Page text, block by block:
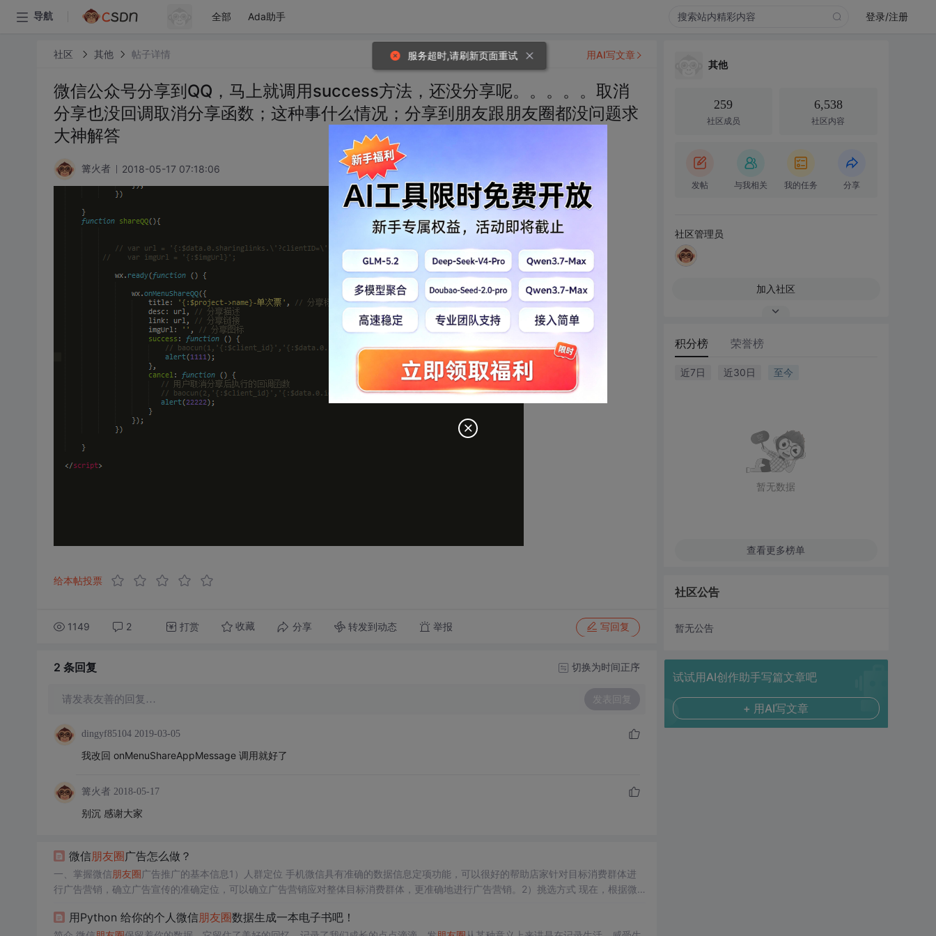
导航 全部 Ada助手 登录/注册
社区 其他 帖子详情
微信公众号分享到QQ，马上就调用success方法，还没分享呢。。。。。取消
分享也没回调取消分享函数；这种事什么情况；分享到朋友跟朋友圈都没问题求
大神解答
篝火者 2018-05-17 07:18:06
给本帖投票
1149 2 打赏 收藏 分享 转发到动态 举报 写回复
用AI写文章
2 条回复 切换为时间正序
请发表友善的回复… 发表回复
dingyf85104 2019-03-05
我改回 onMenuShareAppMessage 调用就好了
篝火者 2018-05-17
别沉 感谢大家
微信朋友圈广告怎么做？
一、掌握微信朋友圈广告推广的基本信息1）人群定位 手机微信具有准确的数据信息定项功能，可以很好的帮助店家针对目标消费群体进
行广告营销，确立广告宣传的准确定位，可以确立广告营销应对整体目标消费群体，更准确地进行广告营销。2）挑选方式 现在，根据微
推广系统将根据不同类型的广告商营销推广目的，强烈推荐合适的营销推广设置。二、微信发
用Python 给你的个人微信朋友圈数据生成一本电子书吧！
其他
259
社区成员
6,538
社区内容
发帖 与我相关 我的任务 分享
社区管理员
加入社区
积分榜 荣誉榜
近7日 近30日 至今
暂无数据
查看更多榜单
社区公告
暂无公告
试试用AI创作助手写篇文章吧
+ 用AI写文章
服务超时,请刷新页面重试